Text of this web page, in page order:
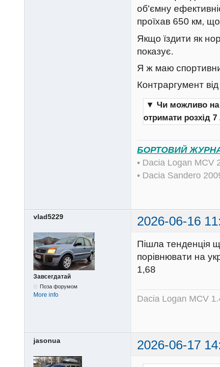
об'ємну
проїхав 650 км,
Якщо їздити як
показує.
Я ж маю
Контраргумент
▼ Чи можливо на
отримати розхід
БОРТОВИЙ
• Dacia Logan
• Dacia Sandero
vlad5229 2026-06-16
Завсегдатай
Поза форумом
More info
Пішла тенденція
порівнювати на
1,68
Dacia Logan MCV
jasonua 2026-06-17